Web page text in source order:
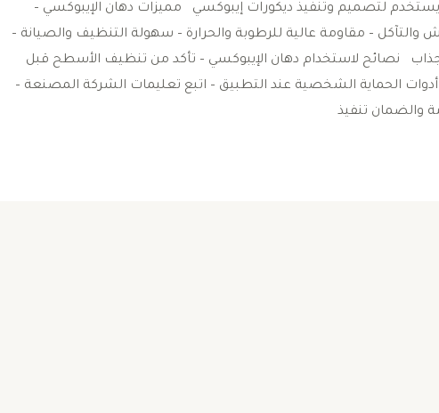
لتصميم وتنفيذ ديكورات إيبوكسي مميزات دهان الإيبوكسي –
والتآكل – مقاومة عالية للرطوبة والحرارة – سهولة التنظيف والصيانة –
نصائح لاستخدام دهان الإيبوكسي – تأكد من تنظيف الأسطح قبل
الحماية الشخصية عند التطبيق – اتبع تعليمات الشركة المصنعة –
والضمان تنفيذ